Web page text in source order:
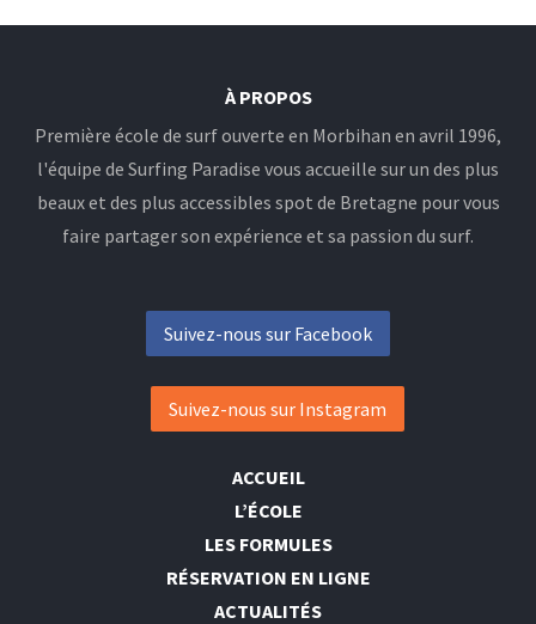
À PROPOS
Première école de surf ouverte en Morbihan en avril 1996,
l'équipe de Surfing Paradise vous accueille sur un des plus
beaux et des plus accessibles spot de Bretagne pour vous
faire partager son expérience et sa passion du surf.
Suivez-nous sur Facebook
Suivez-nous sur Instagram
ACCUEIL
L’ÉCOLE
LES FORMULES
RÉSERVATION EN LIGNE
ACTUALITÉS